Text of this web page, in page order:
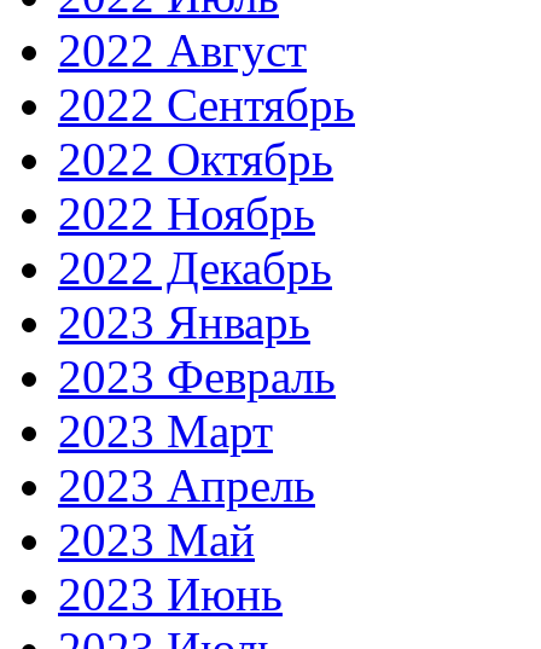
2022 Август
2022 Сентябрь
2022 Октябрь
2022 Ноябрь
2022 Декабрь
2023 Январь
2023 Февраль
2023 Март
2023 Апрель
2023 Май
2023 Июнь